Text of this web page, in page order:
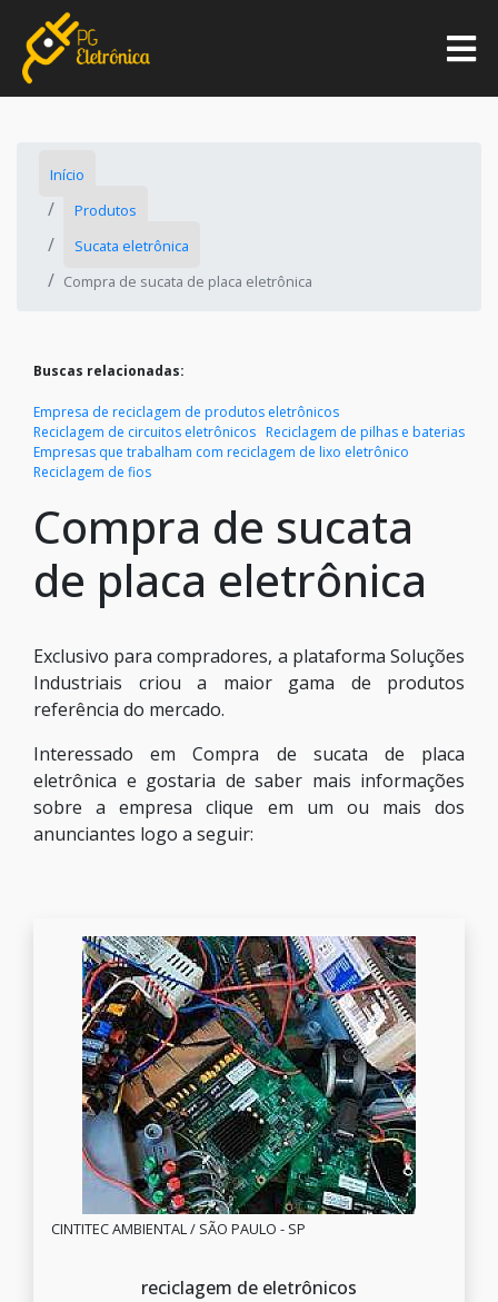
Início
Produtos
Sucata eletrônica
Compra de sucata de placa eletrônica
Buscas relacionadas:
Empresa de reciclagem de produtos eletrônicos
Reciclagem de circuitos eletrônicos Reciclagem de pilhas e baterias
Empresas que trabalham com reciclagem de lixo eletrônico
Reciclagem de fios
Compra de sucata
de placa eletrônica
Exclusivo para compradores, a plataforma Soluções
Industriais criou a maior gama de produtos
referência do mercado.
Interessado em Compra de sucata de placa
eletrônica e gostaria de saber mais informações
sobre a empresa clique em um ou mais dos
anunciantes logo a seguir:
CINTITEC AMBIENTAL / SÃO PAULO - SP
reciclagem de eletrônicos